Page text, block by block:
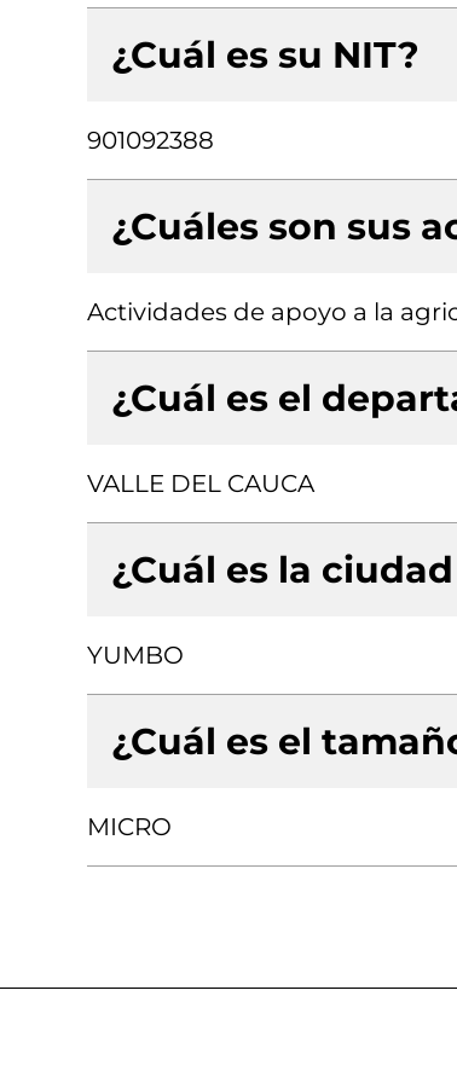
¿Cuál es su NIT?
901092388
¿Cuáles son sus
Actividades de apoyo a la
¿Cuál es el
VALLE DEL CAUCA
¿Cuál es la
YUMBO
¿Cuál es el
MICRO